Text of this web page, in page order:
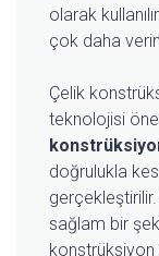
olarak
çok daha
Çelik
teknolojisi
doğrulukla
sağlam bir